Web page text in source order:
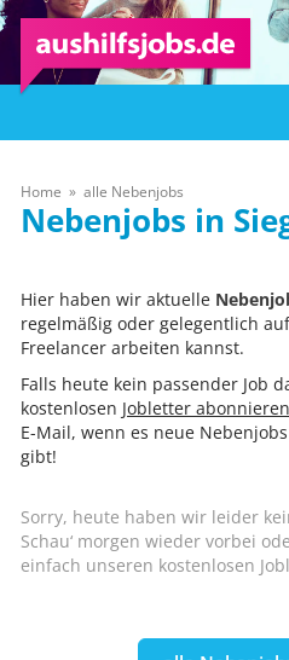
Home alle Nebenjobs
Hier haben wir aktuelle
regelmäßig oder gelegentlich
Freelancer arbeiten kannst.
Falls heute kein passender Job
kostenlosen Jobletter abonnieren
E-Mail, wenn es neue
gibt!
Sorry, heute haben wir leider
Schau‘ morgen wieder vorbei
einfach unseren kostenlosen